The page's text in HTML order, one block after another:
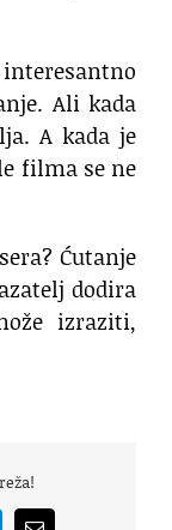
Ali kada
A kada je
filma se ne
Ćutanje
dodira
izraziti,